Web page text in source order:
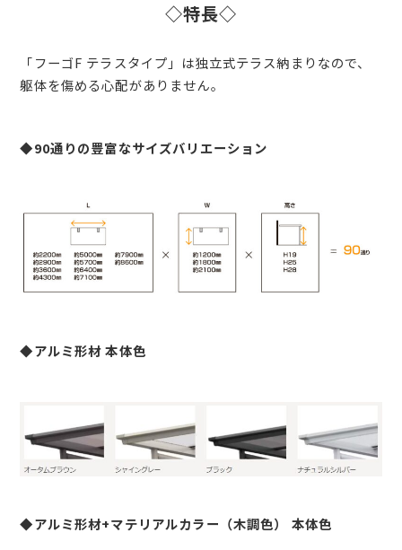
◇特長◇
「フーゴF テラスタイプ」は独立式テラス納まりなので、
躯体を傷める心配がありません。
◆90通りの豊富なサイズバリエーション
◆アルミ形材 本体色
◆アルミ形材+マテリアルカラー（木調色） 本体色